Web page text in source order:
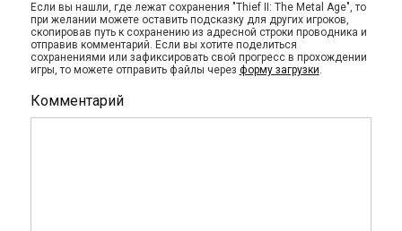
Если вы нашли, где лежат сохранения "Thief II: The Metal Age", то
при желании можете оставить подсказку для других игроков,
скопировав путь к сохранению из адресной строки проводника и
отправив комментарий. Если вы хотите поделиться
сохранениями или зафиксировать свой прогресс в прохождении
игры, то можете отправить файлы через форму загрузки.
Комментарий